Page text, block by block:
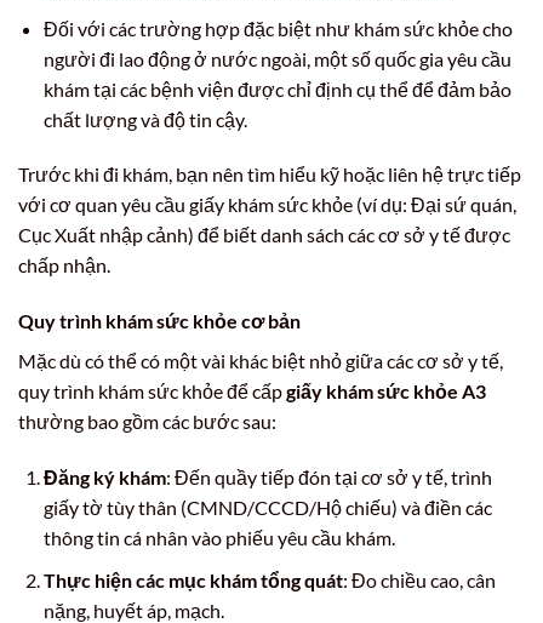
Đối với các trường hợp đặc biệt như khám sức khỏe cho
người đi lao động ở nước ngoài, một số quốc gia yêu cầu
khám tại các bệnh viện được chỉ định cụ thể để đảm bảo
chất lượng và độ tin cậy.
Trước khi đi khám, bạn nên tìm hiểu kỹ hoặc liên hệ trực tiếp
với cơ quan yêu cầu giấy khám sức khỏe (ví dụ: Đại sứ quán,
Cục Xuất nhập cảnh) để biết danh sách các cơ sở y tế được
chấp nhận.
Quy trình khám sức khỏe cơ bản
Mặc dù có thể có một vài khác biệt nhỏ giữa các cơ sở y tế,
quy trình khám sức khỏe để cấpgiấy khám sức khỏe A3
thường bao gồm các bước sau:
Đăng ký khám: Đến quầy tiếp đón tại cơ sở y tế, trình
giấy tờ tùy thân (CMND/CCCD/Hộ chiếu) và điền các
thông tin cá nhân vào phiếu yêu cầu khám.
Thực hiện các mục khám tổng quát: Đo chiều cao, cân
nặng, huyết áp, mạch.